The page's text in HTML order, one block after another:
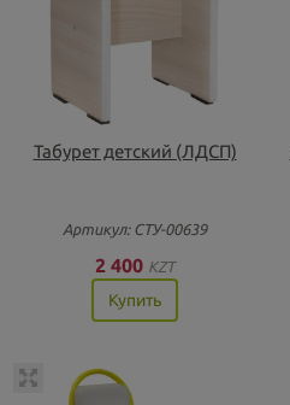
Табурет детский (ЛДСП)
Артикул: СТУ-00639
2 400 KZT
Купить